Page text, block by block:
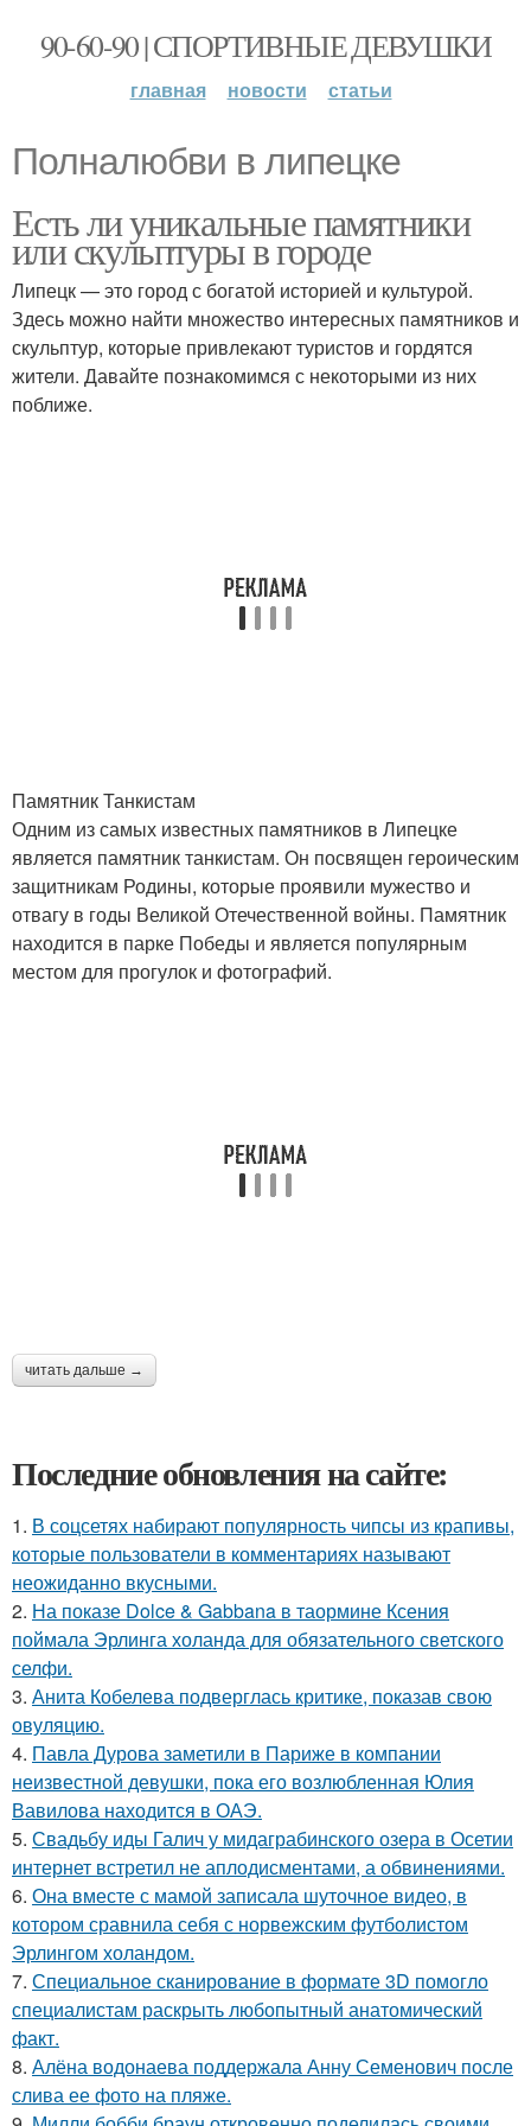
90-60-90 | СПОРТИВНЫЕ ДЕВУШКИ
главная новости статьи
Полналюбви в липецке
Есть ли уникальные памятники
или скульптуры в городе
Липецк — это город с богатой историей и культурой.
Здесь можно найти множество интересных памятников и
скульптур, которые привлекают туристов и гордятся
жители. Давайте познакомимся с некоторыми из них
поближе.
Памятник Танкистам
Одним из самых известных памятников в Липецке
является памятник танкистам. Он посвящен героическим
защитникам Родины, которые проявили мужество и
отвагу в годы Великой Отечественной войны. Памятник
находится в парке Победы и является популярным
местом для прогулок и фотографий.
читать дальше →
Последние обновления на сайте:
1. В соцсетях набирают популярность чипсы из крапивы,
которые пользователи в комментариях называют
неожиданно вкусными.
2. На показе Dolce & Gabbana в таормине Ксения
поймала Эрлинга холанда для обязательного светского
селфи.
3. Анита Кобелева подверглась критике, показав свою
овуляцию.
4. Павла Дурова заметили в Париже в компании
неизвестной девушки, пока его возлюбленная Юлия
Вавилова находится в ОАЭ.
5. Свадьбу иды Галич у мидаграбинского озера в Осетии
интернет встретил не аплодисментами, а обвинениями.
6. Она вместе с мамой записала шуточное видео, в
котором сравнила себя с норвежским футболистом
Эрлингом холандом.
7. Специальное сканирование в формате 3D помогло
специалистам раскрыть любопытный анатомический
факт.
8. Алёна водонаева поддержала Анну Семенович после
слива ее фото на пляже.